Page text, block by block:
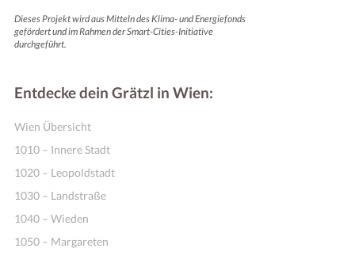
Dieses Projekt wird aus Mitteln des Klima- und Energiefonds
gefördert und im Rahmen der Smart-Cities-Initiative
durchgeführt.
Entdecke dein Grätzl in Wien:
Wien Übersicht
1010 – Innere Stadt
1020 – Leopoldstadt
1030 – Landstraße
1040 – Wieden
1050 – Margareten